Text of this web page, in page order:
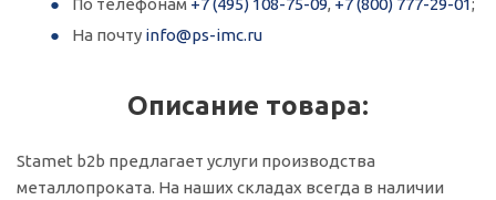
По телефонам +7 (495) 108-75-09, +7 (800) 777-29-01;
На почту info@ps-imc.ru
Описание товара:
Stamet b2b предлагает услуги производства
металлопроката. На наших складах всегда в наличии